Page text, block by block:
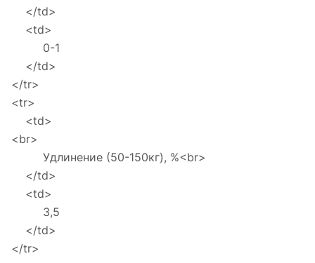
</td>
<td>
0-1
</td>
</tr>
<tr>
<td>
<br>
Удлинение (50-150кг), %<br>
</td>
<td>
3,5
</td>
</tr>